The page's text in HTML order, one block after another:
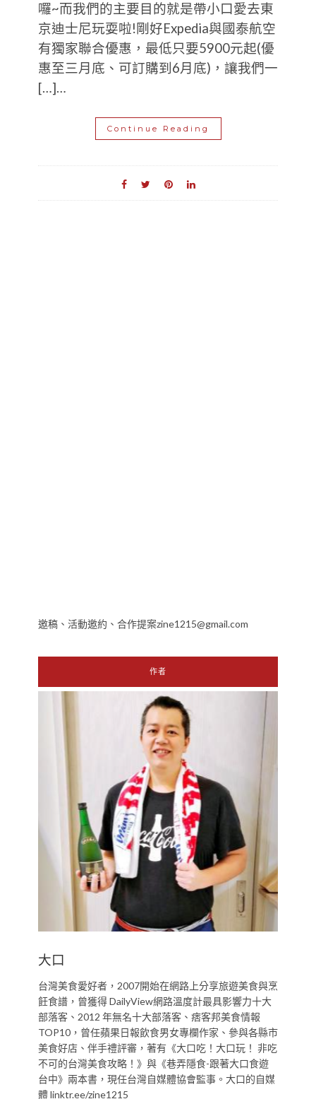
囉~而我們的主要目的就是帶小口愛去東
京迪士尼玩耍啦!剛好Expedia與國泰航空
有獨家聯合優惠，最低只要5900元起(優
惠至三月底、可訂購到6月底)，讓我們一
[…]…
Continue Reading
邀稿、活動邀約、合作提案zine1215@gmail.com
作者
大口
台灣美食愛好者，2007開始在網路上分享旅遊美食與烹
飪食譜，曾獲得 DailyView網路溫度計最具影響力十大
部落客、2012 年無名十大部落客、痞客邦美食情報
TOP10，曾任蘋果日報飲食男女專欄作家、參與各縣市
美食好店、伴手禮評審，著有《大口吃！大口玩！ 非吃
不可的台灣美食攻略！》與《巷弄隱食-跟著大口食遊
台中》兩本書，現任台灣自媒體協會監事。大口的自媒
體 linktr.ee/zine1215